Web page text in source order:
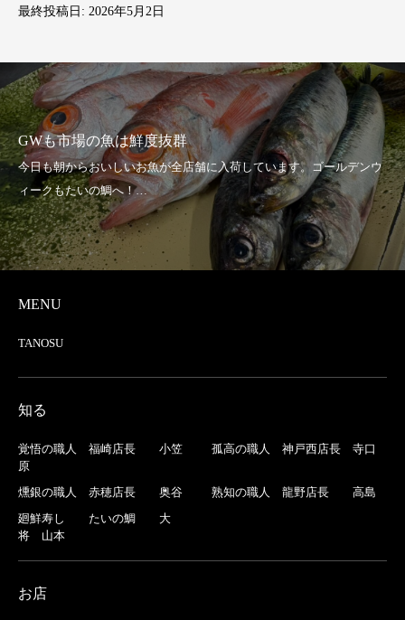
最終投稿日: 2026年5月2日
も市場の魚は鮮度抜群
MENU
TANOSU
知る
覚悟の職人 福崎店長 小笠
原
孤高の職人 神戸西店長 寺口
燻銀の職人 赤穂店長 奥谷
熟知の職人 龍野店長 高島
廻鮮寿し たいの鯛 大
将 山本
お店